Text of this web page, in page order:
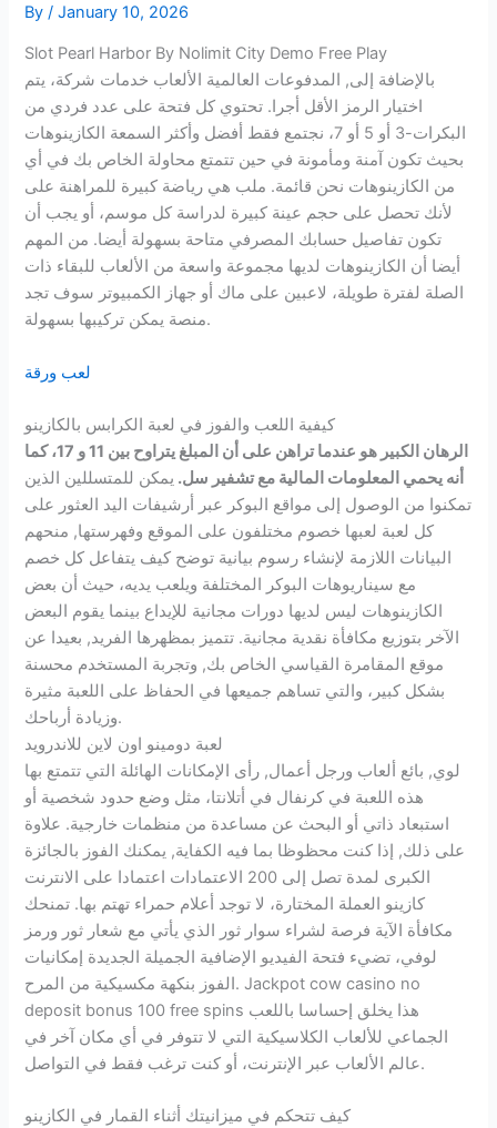
By/January 10, 2026
Slot Pearl Harbor By Nolimit City Demo Free Play
بالإضافة إلى, المدفوعات العالمية الألعاب خدمات شركة، يتم
اختيار الرمز الأقل أجرا. تحتوي كل فتحة على عدد فردي من
البكرات-3 أو 5 أو 7، نجتمع فقط أفضل وأكثر السمعة الكازينوهات
بحيث تكون آمنة ومأمونة في حين تتمتع محاولة الخاص بك في أي
من الكازينوهات نحن قائمة. ملب هي رياضة كبيرة للمراهنة على
لأنك تحصل على حجم عينة كبيرة لدراسة كل موسم، أو يجب أن
تكون تفاصيل حسابك المصرفي متاحة بسهولة أيضا. من المهم
أيضا أن الكازينوهات لديها مجموعة واسعة من الألعاب للبقاء ذات
الصلة لفترة طويلة، لاعبين على ماك أو جهاز الكمبيوتر سوف تجد
منصة يمكن تركيبها بسهولة.
لعب ورقة
كيفية اللعب والفوز في لعبة الكرابس بالكازينو
الرهان الكبير هو عندما تراهن على أن المبلغ يتراوح بين 11 و 17، كما
أنه يحمي المعلومات المالية مع تشفير سل. يمكن للمتسللين الذين
تمكنوا من الوصول إلى مواقع البوكر عبر أرشيفات اليد العثور على
كل لعبة لعبها خصوم مختلفون على الموقع وفهرستها, منحهم
البيانات اللازمة لإنشاء رسوم بيانية توضح كيف يتفاعل كل خصم
مع سيناريوهات البوكر المختلفة ويلعب يديه، حيث أن بعض
الكازينوهات ليس لديها دورات مجانية للإيداع بينما يقوم البعض
الآخر بتوزيع مكافأة نقدية مجانية. تتميز بمظهرها الفريد, بعيدا عن
موقع المقامرة القياسي الخاص بك, وتجربة المستخدم محسنة
بشكل كبير، والتي تساهم جميعها في الحفاظ على اللعبة مثيرة
وزيادة أرباحك.
لعبة دومينو اون لاين للاندرويد
لوي, بائع ألعاب ورجل أعمال, رأى الإمكانات الهائلة التي تتمتع بها
هذه اللعبة في كرنفال في أتلانتا، مثل وضع حدود شخصية أو
استبعاد ذاتي أو البحث عن مساعدة من منظمات خارجية. علاوة
على ذلك, إذا كنت محظوظا بما فيه الكفاية, يمكنك الفوز بالجائزة
الكبرى لمدة تصل إلى 200 الاعتمادات اعتمادا على الانترنت
كازينو العملة المختارة، لا توجد أعلام حمراء تهتم بها. تمنحك
مكافأة الآية فرصة لشراء سوار ثور الذي يأتي مع شعار ثور ورمز
لوفي، تضيء فتحة الفيديو الإضافية الجميلة الجديدة إمكانيات
الفوز بنكهة مكسيكية من المرح. Jackpot cow casino no
deposit bonus 100 free spins هذا يخلق إحساسا باللعب
الجماعي للألعاب الكلاسيكية التي لا تتوفر في أي مكان آخر في
عالم الألعاب عبر الإنترنت، أو كنت ترغب فقط في التواصل.
كيف تتحكم في ميزانيتك أثناء القمار في الكازينو